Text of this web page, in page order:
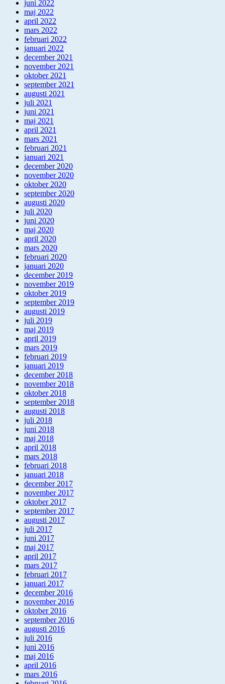
juni 2022
maj 2022
april 2022
mars 2022
februari 2022
januari 2022
december 2021
november 2021
oktober 2021
september 2021
augusti 2021
juli 2021
juni 2021
maj 2021
april 2021
mars 2021
februari 2021
januari 2021
december 2020
november 2020
oktober 2020
september 2020
augusti 2020
juli 2020
juni 2020
maj 2020
april 2020
mars 2020
februari 2020
januari 2020
december 2019
november 2019
oktober 2019
september 2019
augusti 2019
juli 2019
maj 2019
april 2019
mars 2019
februari 2019
januari 2019
december 2018
november 2018
oktober 2018
september 2018
augusti 2018
juli 2018
juni 2018
maj 2018
april 2018
mars 2018
februari 2018
januari 2018
december 2017
november 2017
oktober 2017
september 2017
augusti 2017
juli 2017
juni 2017
maj 2017
april 2017
mars 2017
februari 2017
januari 2017
december 2016
november 2016
oktober 2016
september 2016
augusti 2016
juli 2016
juni 2016
maj 2016
april 2016
mars 2016